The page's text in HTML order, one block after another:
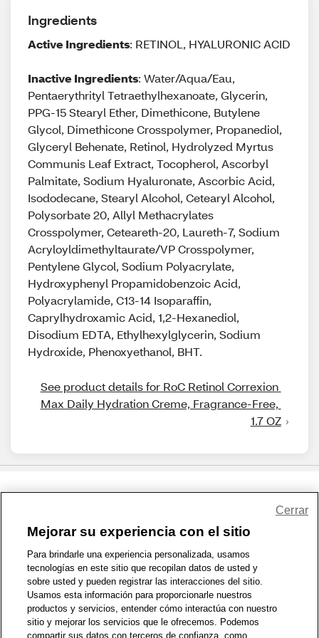
Ingredients
Active Ingredients: RETINOL, HYALURONIC ACID
Inactive Ingredients: Water/Aqua/Eau,
Pentaerythrityl Tetraethylhexanoate, Glycerin,
PPG-15 Stearyl Ether, Dimethicone, Butylene
Glycol, Dimethicone Crosspolymer, Propanediol,
Glyceryl Behenate, Retinol, Hydrolyzed Myrtus
Communis Leaf Extract, Tocopherol, Ascorbyl
Palmitate, Sodium Hyaluronate, Ascorbic Acid,
Isododecane, Stearyl Alcohol, Cetearyl Alcohol,
Polysorbate 20, Allyl Methacrylates
Crosspolymer, Ceteareth-20, Laureth-7, Sodium
Acryloyldimethyltaurate/VP Crosspolymer,
Pentylene Glycol, Sodium Polyacrylate,
Hydroxyphenyl Propamidobenzoic Acid,
Polyacrylamide, C13-14 Isoparaffin,
Caprylhydroxamic Acid, 1,2-Hexanediol,
Disodium EDTA, Ethylhexylglycerin, Sodium
Hydroxide, Phenoxyethanol, BHT.
See product details for RoC Retinol Correxion
Max Daily Hydration Creme, Fragrance-Free,
1.7 OZ
1-800-679-9691 | Contáctenos | Términos de Uso | Accesibilidad
Política de Privacidad | WA Privacy Policy | Mapa del sitio
Zona de Bienestar | © 1999 - 2026 CVS.com
Mejorar su experiencia con el sitio
Para brindarle una experiencia personalizada, usamos
tecnologías en este sitio que recopilan datos de usted y
sobre usted y pueden registrar las interacciones del sitio.
Usamos esta información para proporcionarle nuestros
productos y servicios, entender cómo interactúa con nuestro
sitio y mejorar los servicios que le ofrecemos. Podemos
compartir sus datos con terceros de confianza, como
Cerrar